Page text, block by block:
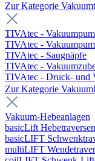
Zur Kategorie
TIVAtec -
TIVAtec -
TIVAtec - Saugnäpfe
TIVAtec -
TIVAtec - Druck- und
Zur Kategorie
Vakuum-Hebeanlagen
basicLift Hebetraversen
basicLIFT
multiLIFT